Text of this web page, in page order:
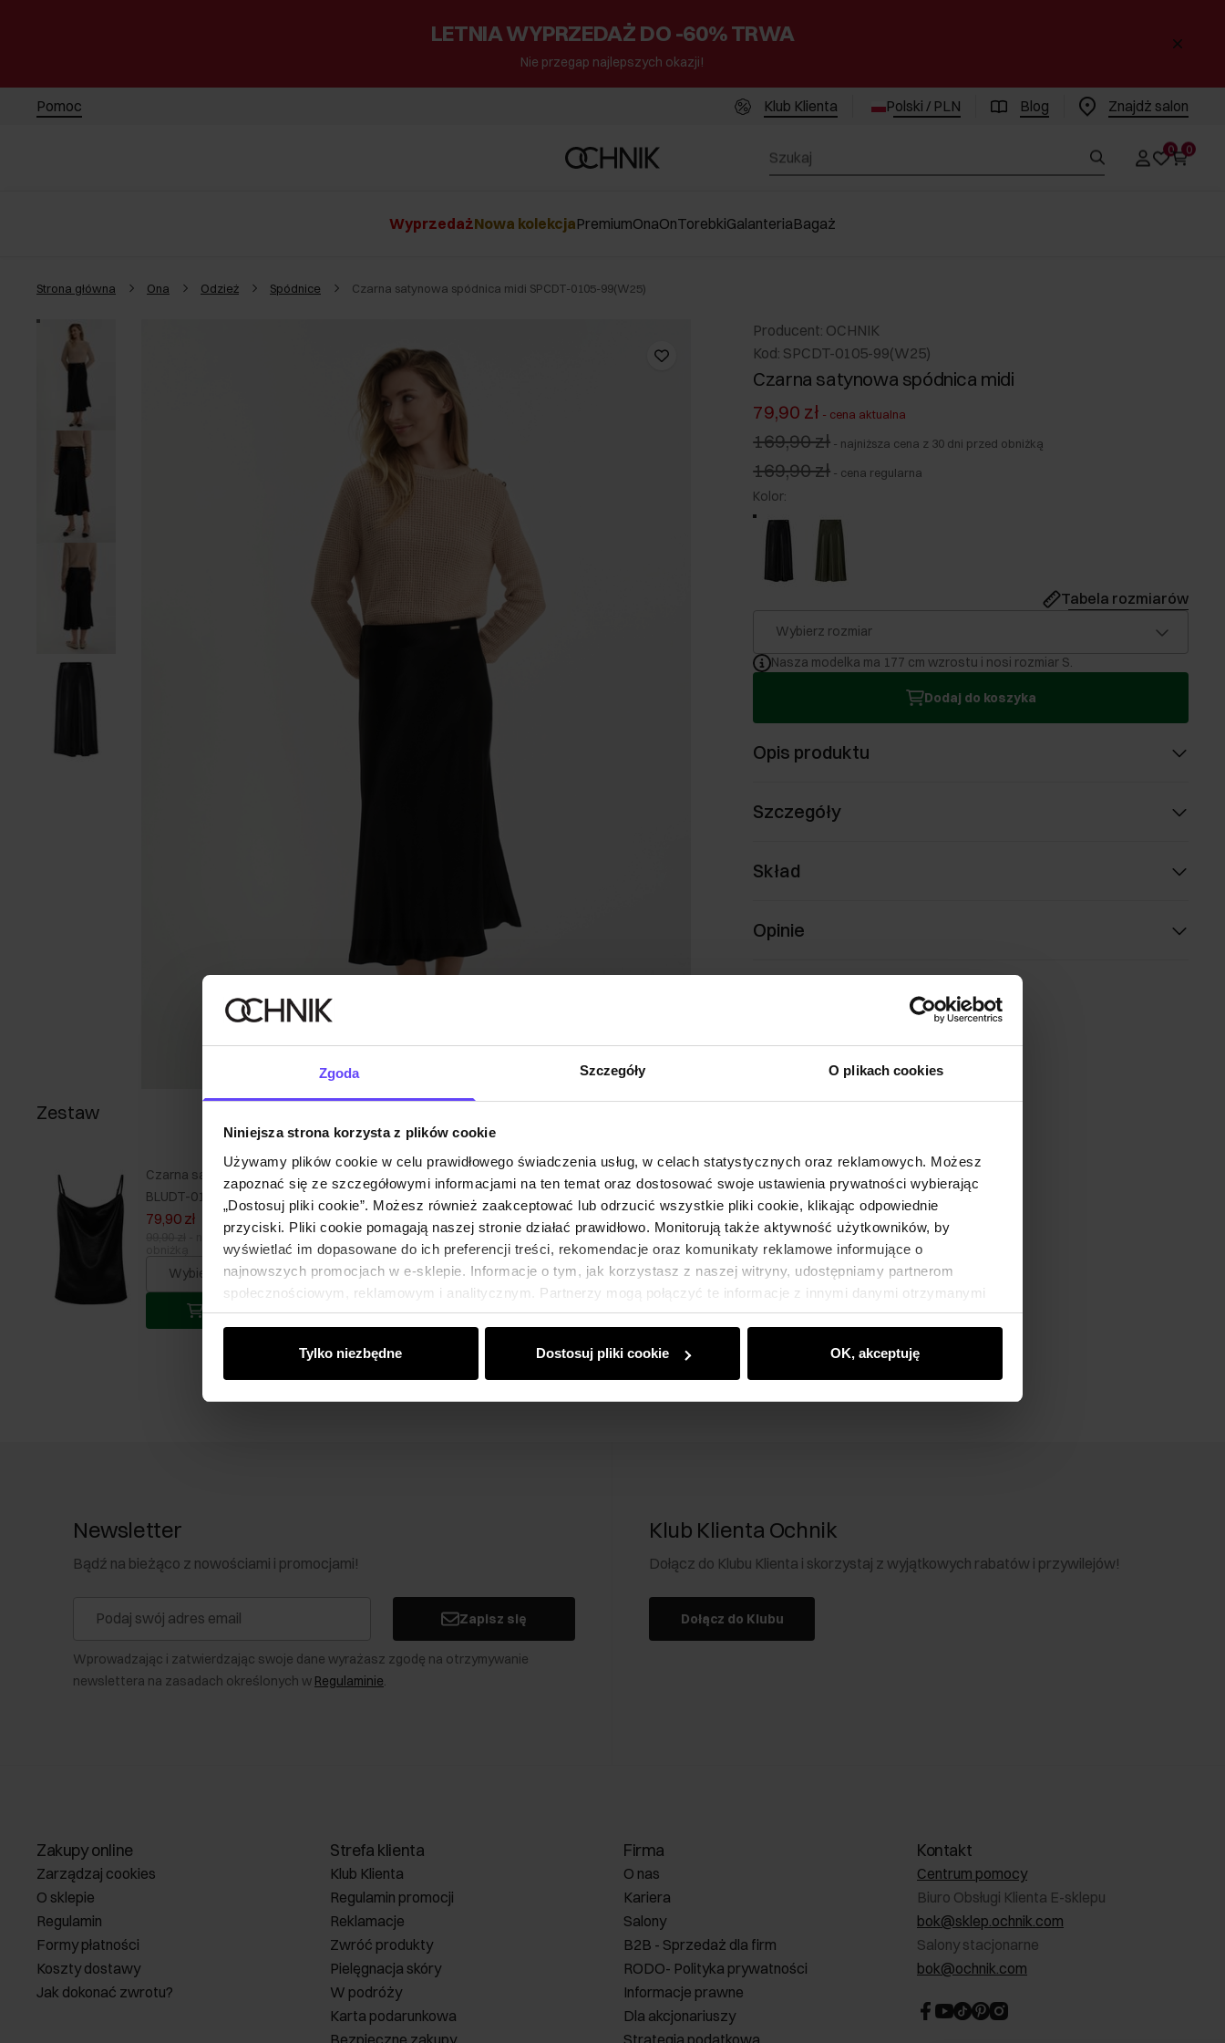
Zgoda Szczegóły O plikach cookies
Niniejsza strona korzysta z plików cookie
Używamy plików cookie w celu prawidłowego świadczenia usług, w celach statystycznych oraz reklamowych. Możesz
zapoznać się ze szczegółowymi informacjami na ten temat oraz dostosować swoje ustawienia prywatności wybierając
„Dostosuj pliki cookie”. Możesz również zaakceptować lub odrzucić wszystkie pliki cookie, klikając odpowiednie
przyciski. Pliki cookie pomagają naszej stronie działać prawidłowo. Monitorują także aktywność użytkowników, by
wyświetlać im dopasowane do ich preferencji treści, rekomendacje oraz komunikaty reklamowe informujące o
najnowszych promocjach w e-sklepie. Informacje o tym, jak korzystasz z naszej witryny, udostępniamy partnerom
społecznościowym, reklamowym i analitycznym. Partnerzy mogą połączyć te informacje z innymi danymi otrzymanymi
od Ciebie lub uzyskanymi podczas korzystania z ich usług.
Tylko niezbędne Dostosuj pliki cookie OK, akceptuję
LETNIA WYPRZEDAŻ DO -60% TRWA
Nie przegap najlepszych okazji!
Pomoc Klub Klienta Polski / PLN Blog Znajdż salon
0 0
WyprzedażNowa kolekcjaPremiumOnaOnTorebkiGalanteriaBagaż
Strona główna Ona Odzież Spódnice Czarna satynowa spódnica midi SPCDT-0105-99(W25)
Zestaw
Czarna satynowa koszulka damska
BLUDT-0190-99(W25)
79,90 zł
najniższa cena z 30 dni przed
Wybierz rozmiar
Dodaj do koszyka
Producent: OCHNIK
Kod: SPCDT-0105-99(W25)
Czarna satynowa spódnica midi
79,90 zł - cena aktualna
169,90 zł - najniższa cena z 30 dni przed obniżką
169,90 zł - cena regularna
Kolor:
Tabela rozmiarów
Wybierz rozmiar
Nasza modelka ma 177 cm wzrostu i nosi rozmiar S.
Dodaj do koszyka
Opis produktu
Szczegóły
Skład
Opinie
Newsletter
Bądź na bieżąco z nowościami i promocjami!
Zapisz się
Wprowadzając i zatwierdzając swoje dane wyrażasz zgodę na otrzymywanie
newslettera na zasadach określonych w Regulaminie.
Klub Klienta Ochnik
Dołącz do Klubu Klienta i skorzystaj z wyjątkowych rabatów i przywilejów!
Dołącz do Klubu
Zakupy online
Zarządzaj cookies
O sklepie
Regulamin
Formy płatności
Koszty dostawy
Jak dokonać zwrotu?
Strefa klienta
Klub Klienta
Regulamin promocji
Reklamacje
Zwróć produkty
Pielęgnacja skóry
W podróży
Karta podarunkowa
Bezpieczne zakupy
Firma
O nas
Kariera
Salony
B2B - Sprzedaż dla firm
RODO- Polityka prywatności
Informacje prawne
Dla akcjonariuszy
Strategia podatkowa
Kontakt
Centrum pomocy
Biuro Obsługi Klienta E-sklepu
bok@sklep.ochnik.com
Salony stacjonarne
bok@ochnik.com